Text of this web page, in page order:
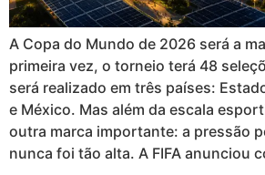
A Copa do Mundo de 2026 será a
primeira vez, o torneio terá 48
será realizado em três países:
e México. Mas além da escala
outra marca importante: a pressão
nunca foi tão alta. A FIFA anunciou